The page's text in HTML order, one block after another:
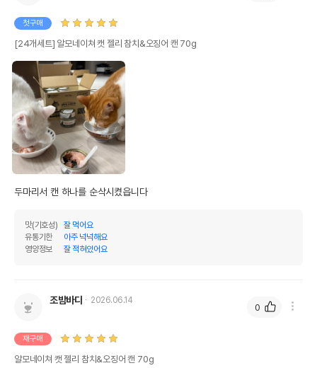
첫구매
[24개세트] 알모네이쳐 캣 젤리 참치&오징어 캔 70g
두마리서 캔 하나를 순삭시켰읍니다
맛(기호성)
잘 먹어요
유통기한
아주 넉넉해요
영양정보
잘 적혀있어요
조밤바다 2026.06.14
재구매
알모네이쳐 캣 젤리 참치&오징어 캔 70g
0